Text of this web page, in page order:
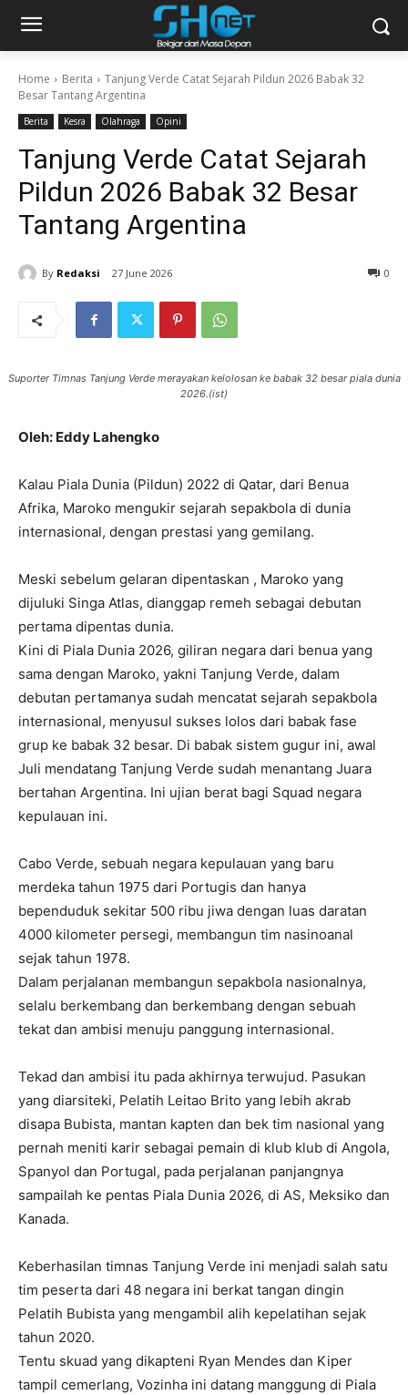
Home Berita
Tanjung Verde Catat Sejarah Pildun 2026 Babak 32
Besar Tantang Argentina
Berita Kesra Olahraga Opini
Tanjung Verde Catat Sejarah
Pildun 2026 Babak 32 Besar
Tantang Argentina
By Redaksi 27 June 2026 0
Suporter Timnas Tanjung Verde merayakan kelolosan ke babak 32 besar piala dunia
2026.(ist)
Oleh: Eddy Lahengko
Kalau Piala Dunia (Pildun) 2022 di Qatar, dari Benua
Afrika, Maroko mengukir sejarah sepakbola di dunia
internasional, dengan prestasi yang gemilang.
Meski sebelum gelaran dipentaskan , Maroko yang
dijuluki Singa Atlas, dianggap remeh sebagai debutan
pertama dipentas dunia.
Kini di Piala Dunia 2026, giliran negara dari benua yang
sama dengan Maroko, yakni Tanjung Verde, dalam
debutan pertamanya sudah mencatat sejarah sepakbola
internasional, menyusul sukses lolos dari babak fase
grup ke babak 32 besar. Di babak sistem gugur ini, awal
Juli mendatang Tanjung Verde sudah menantang Juara
bertahan Argentina. Ini ujian berat bagi Squad negara
kepulauan ini.
Cabo Verde, sebuah negara kepulauan yang baru
merdeka tahun 1975 dari Portugis dan hanya
bependuduk sekitar 500 ribu jiwa dengan luas daratan
4000 kilometer persegi, membangun tim nasinoanal
sejak tahun 1978.
Dalam perjalanan membangun sepakbola nasionalnya,
selalu berkembang dan berkembang dengan sebuah
tekat dan ambisi menuju panggung internasional.
Tekad dan ambisi itu pada akhirnya terwujud. Pasukan
yang diarsiteki, Pelatih Leitao Brito yang lebih akrab
disapa Bubista, mantan kapten dan bek tim nasional yang
pernah meniti karir sebagai pemain di klub klub di Angola,
Spanyol dan Portugal, pada perjalanan panjangnya
sampailah ke pentas Piala Dunia 2026, di AS, Meksiko dan
Kanada.
Keberhasilan timnas Tanjung Verde ini menjadi salah satu
tim peserta dari 48 negara ini berkat tangan dingin
Pelatih Bubista yang mengambil alih kepelatihan sejak
tahun 2020.
Tentu skuad yang dikapteni Ryan Mendes dan Kiper
tampil cemerlang, Vozinha ini datang manggung di Piala